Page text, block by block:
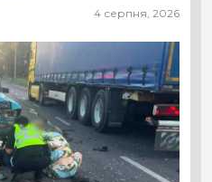
4 серпня, 2026